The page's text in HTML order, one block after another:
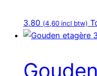
3,80 (4,60 incl btw)